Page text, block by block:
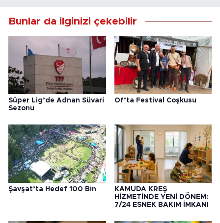
Bunlar da ilginizi çekebilir
Süper Lig’de Adnan Süvari
Sezonu
Of’ta Festival Coşkusu
Şavşat’ta Hedef 100 Bin
KAMUDA KREŞ
HİZMETİNDE YENİ DÖNEM:
7/24 ESNEK BAKIM İMKANI